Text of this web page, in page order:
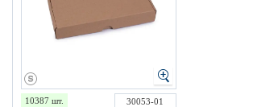
10387 шт.
30053-01